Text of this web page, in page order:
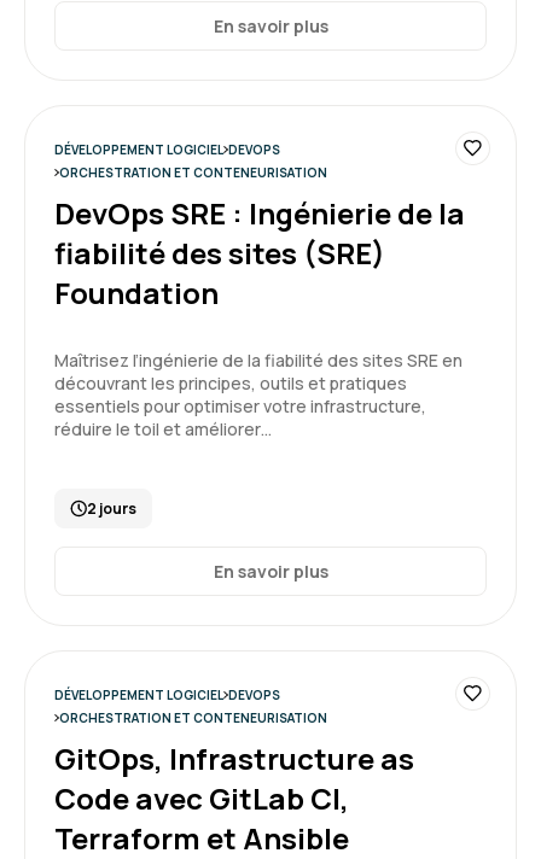
5
Formation : DevOps, démarche et outils
Très bonne pédagogique et disponible de Boris
pour répondre à nos questions
GitLab CI, Terraform et Ansible
En savoir plus
DÉVELOPPEMENT LOGICIEL DEVOPS
ORCHESTRATION ET CONTENEURISATION
DevOps SRE : Ingénierie de la
fiabilité des sites (SRE)
Foundation
Maîtrisez l’ingénierie de la fiabilité des sites SRE en
découvrant les principes, outils et pratiques
essentiels pour optimiser votre infrastructure,
réduire le toil et améliorer…
2 jours
En savoir plus
DÉVELOPPEMENT LOGICIEL DEVOPS
ORCHESTRATION ET CONTENEURISATION
GitOps, Infrastructure as
Code avec GitLab CI,
Terraform et Ansible